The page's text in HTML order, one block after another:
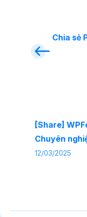
Chia sẻ
[Share]
Chuyên
12/03/2025